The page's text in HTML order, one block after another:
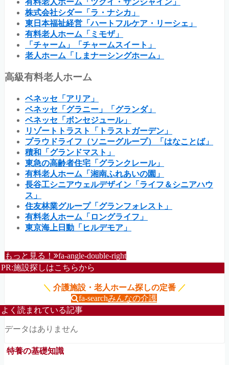
株式会社シダー「ラ・ナシカ」
東日本福祉経営「ハートフルケア・リーシェ」
有料老人ホーム「ミモザ」
「チャーム」「チャームスイート」
老人ホーム「しまナーシングホーム」
高級有料老人ホーム
ベネッセ「アリア」
ベネッセ「グラニー」「グランダ」
ベネッセ「ボンセジュール」
リゾートトラスト「トラストガーデン」
プラウドライフ（ソニーグループ）「はなことば」
積和「グランドマスト」
東急の高齢者住宅「グランクレール」
有料老人ホーム「湘南ふれあいの園」
長谷工シニアウェルデザイン「ライフ＆シニアハウ
ス」
住友林業グループ「グランフォレスト」
有料老人ホーム「ロングライフ」
東京海上日動「ヒルデモア」
もっと見る！ fa-angle-double-right
PR:施設探しはこちらから
＼ 介護施設・老人ホーム探しの定番 ／
fa-searchみんなの介護
よく読まれている記事
データはありません
特養の基礎知識